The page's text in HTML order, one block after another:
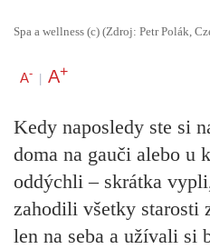
Spa a wellness (c) (Zdroj: Petr Polák,
A- | A+
Kedy naposledy ste si
doma na gauči alebo u
oddýchli – skrátka
zahodili všetky starosti
len na seba a užívali si